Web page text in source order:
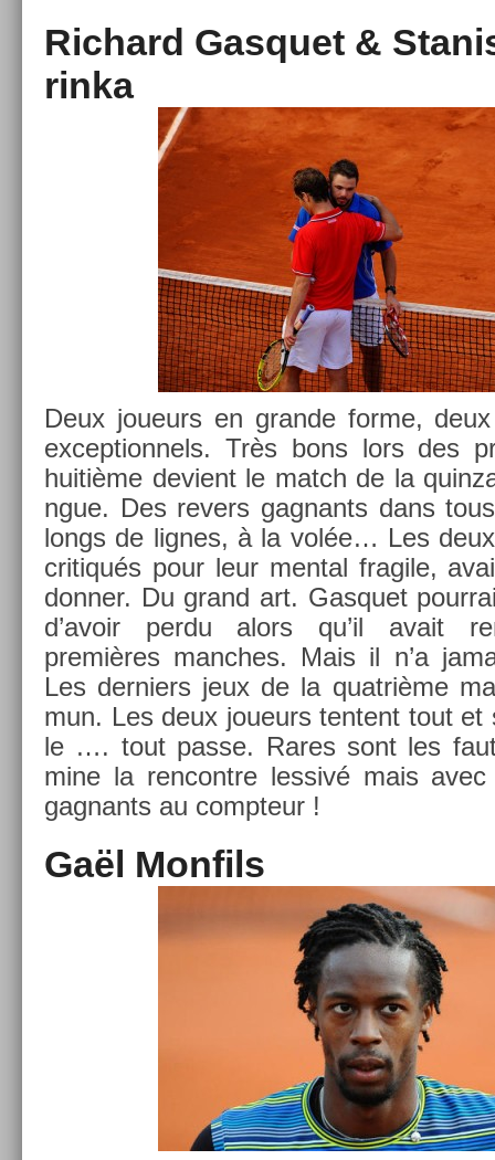
Ric­hard Gas­quet &
rinka
Deux joueurs en gran­de forme,
ex­cep­tion­nels. Très bons lors des
huitième de­vient le match de la
ngue. Des re­v­ers gag­nants dans
longs de lig­nes, à la volée… Les
critiqués pour leur ment­al fragile,
donn­er. Du grand art. Gas­quet
d’avoir perdu alors qu’il avait
premières man­ches. Mais il n’a
Les de­rni­ers jeux de la quat­rième
mun. Les deux joueurs ten­tent tout et
le …. tout passe. Rares sont les
mine la re­ncontre les­sivé mais
gag­nants au com­pteur !
Gaël Mon­fils